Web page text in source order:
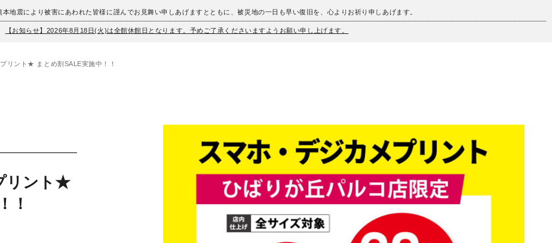
本地震により被害にあわれた皆様に謹んでお見舞い申しあげますとともに、被災地の一日も早い復旧を、心よりお祈り申しあげます。
【お知らせ】2026年8月18日(火)は全館休館日となります。予めご了承くださいますようお願い申し上げます。
リント★ まとめ割SALE実施中！！
リント★
！